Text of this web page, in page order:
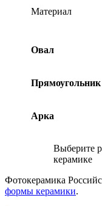
Материал
Овал
Прямоугольник
Арка
Выберите
керамике
Фотокерамика
формы керамики.